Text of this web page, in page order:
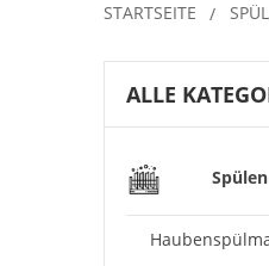
STARTSEITE
ALLE
Spülen